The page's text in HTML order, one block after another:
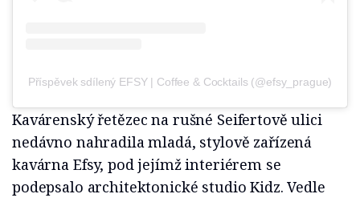
Příspěvek sdílený EFSY | Coffee & Cocktails (@efsy_prague)
Kavárenský řetězec na rušné Seifertově ulici
nedávno nahradila mladá, stylově zařízená
kavárna Efsy, pod jejímž interiérem se
podepsalo architektonické studio Kidz. Vedle